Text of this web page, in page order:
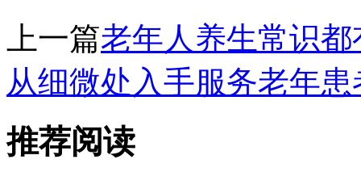
上一篇老年人养生常识都
从细微处入手服务老年患
推荐阅读